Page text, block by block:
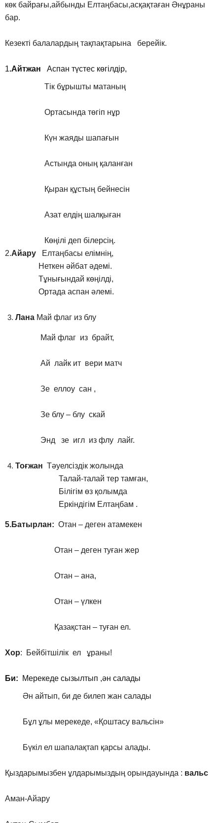
көк байрағы,айбынды Елтаңбасы,асқақтаған Әнұраны
бар.
Кезекті балалардың тақпақтарына берейік.
1.Айтжан Аспан түстес көгілдір,
Тік бұрышты матаның
Ортасында төгіп нұр
Күн жаяды шапағын
Астында оның қаланған
Қыран құстың бейнесін
Азат елдің шалқыған
Көңілі деп білерсің.
2.Айару Елтаңбасы елімнің,
Неткен әйбат әдемі.
Тұнығындай көңілді,
Ортада аспан әлемі.
Лана Май флаг из блу
Май флаг из брайт,
Ай лайк ит вери матч
Зе еллоу сан ,
Зе блу – блу скай
Энд зе игл из флу лайг.
Тоғжан Тәуелсіздік жолында
Талай-талай тер тамған,
Білігім өз қолымда
Еркіндігім Елтаңбам .
5.Батырлан: Отан – деген атамекен
Отaн – деген туған жер
Отан – ана,
Отан – үлкен
Қазақстан – туған ел.
Хор: Бейбітшілік ел ұраны!
Би: Мерекеде сызылтып ,ән салады
Ән айтып, би де билеп жан салады
Бұл ұлы мерекеде, «Қоштасу вальсін»
Бүкіл ел шапалақтап қарсы алады.
Қыздарымызбен ұлдарымыздың орындауында : вальс
Аман-Айару